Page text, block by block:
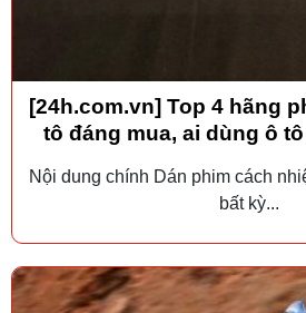
[24h.com.vn] Top 4 hãng
tô đáng mua, ai dùng ô
Nội dung chính Dán phim cách
bất kỳ...